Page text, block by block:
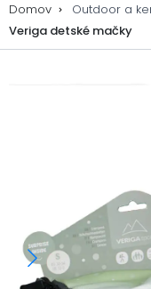
Domov Outdoor a
Veriga detské mačky